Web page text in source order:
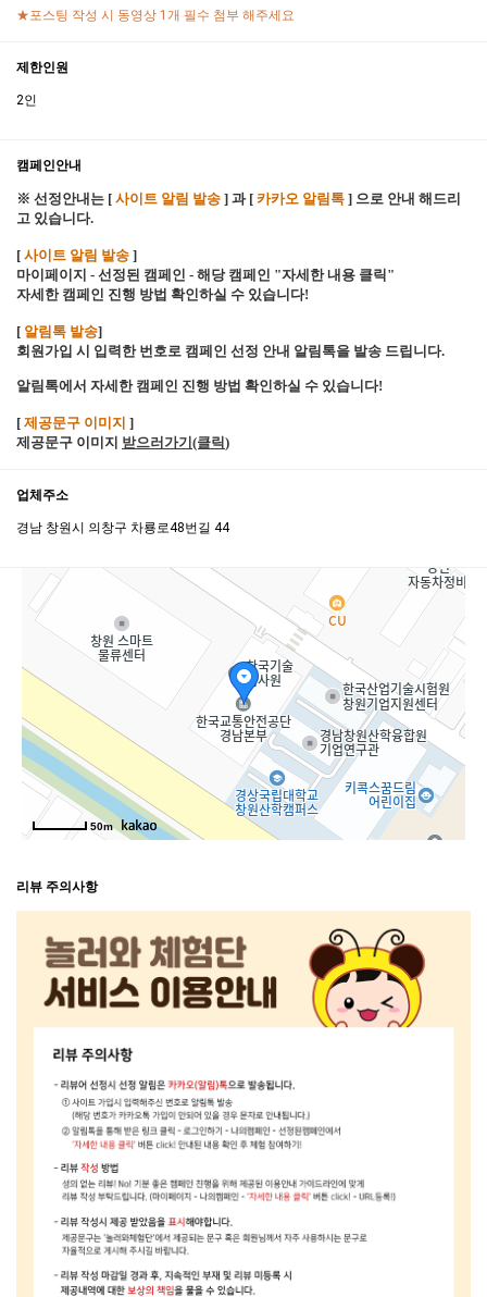
★포스팅 작성 시 동영상 1개 필수 첨부 해주세요
제한인원
2인
캠페인안내
※ 선정안내는 [ 사이트 알림 발송 ] 과 [ 카카오 알림톡 ] 으로 안내 해드리
고 있습니다.
[ 사이트 알림 발송 ]
마이페이지 - 선정된 캠페인 - 해당 캠페인 "자세한 내용 클릭"
자세한 캠페인 진행 방법 확인하실 수 있습니다!
[ 알림톡 발송]
회원가입 시 입력한 번호로 캠페인 선정 안내 알림톡을 발송 드립니다.
알림톡에서 자세한 캠페인 진행 방법 확인하실 수 있습니다!
[ 제공문구 이미지 ]
제공문구 이미지 받으러가기(클릭 )
업체주소
경남 창원시 의창구 차룡로48번길 44
50m
리뷰 주의사항